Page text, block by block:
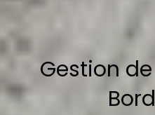
Gestion